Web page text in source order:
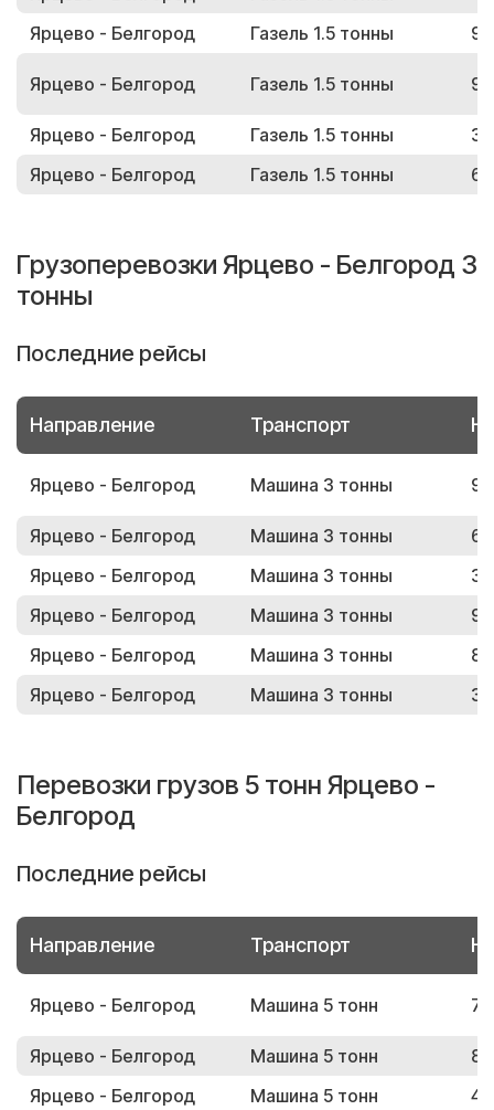
Ярцево - Белгород
Газель 1.5 тонны
Ярцево - Белгород Газель 1.5 тонны
Ярцево - Белгород Газель 1.5 тонны
Ярцево - Белгород
Газель 1.5 тонны
Грузоперевозки Ярцево - Белгород 3
тонны
Последние рейсы
Направление Транспорт
Ярцево - Белгород Машина 3 тонны
Ярцево - Белгород Машина 3 тонны
Ярцево - Белгород
Машина 3 тонны
Ярцево - Белгород
Машина 3 тонны
Ярцево - Белгород
Машина 3 тонны
Ярцево - Белгород
Машина 3 тонны
Перевозки грузов 5 тонн Ярцево -
Белгород
Последние рейсы
Направление Транспорт
Ярцево - Белгород Машина 5 тонн
Ярцево - Белгород Машина 5 тонн
Ярцево - Белгород
Машина 5 тонн